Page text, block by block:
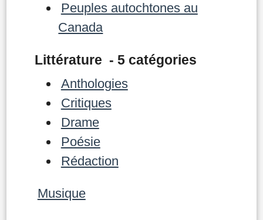
Peuples autochtones au
Canada
Littérature - 5 catégories
Anthologies
Critiques
Drame
Poésie
Rédaction
Musique